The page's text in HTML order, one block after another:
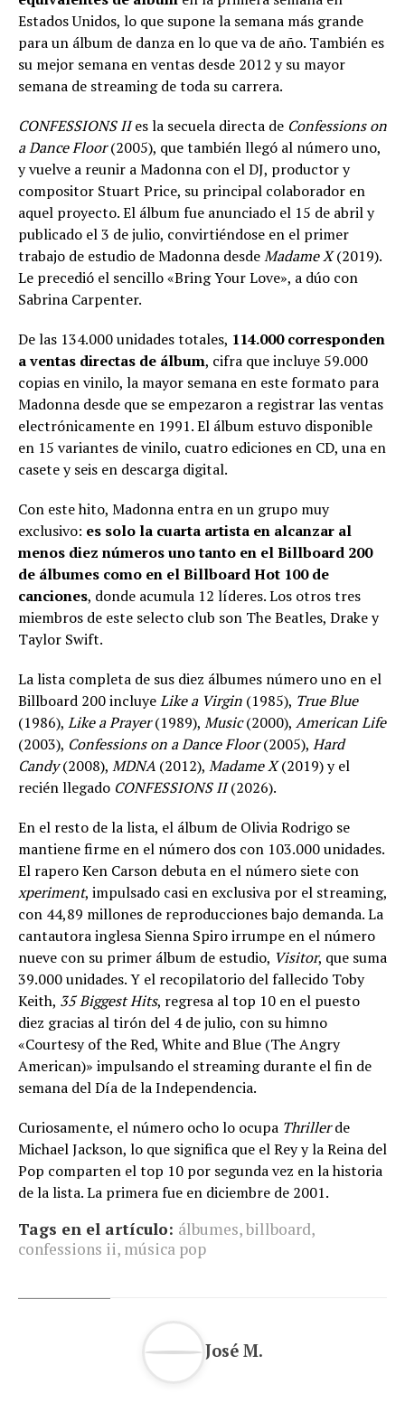
Estados Unidos, lo que supone la semana más grande
para un álbum de danza en lo que va de año. También es
su mejor semana en ventas desde 2012 y su mayor
semana de streaming de toda su carrera.
CONFESSIONS IIes la secuela directa de Confessions on
a Dance Floor(2005), que también llegó al número uno,
y vuelve a reunir a Madonna con el DJ, productor y
compositor Stuart Price, su principal colaborador en
aquel proyecto. El álbum fue anunciado el 15 de abril y
publicado el 3 de julio, convirtiéndose en el primer
trabajo de estudio de Madonna desdeMadame X(2019).
Le precedió el sencillo «Bring Your Love», a dúo con
Sabrina Carpenter.
De las 134.000 unidades totales, 114.000 corresponden
a ventas directas de álbum, cifra que incluye 59.000
copias en vinilo, la mayor semana en este formato para
Madonna desde que se empezaron a registrar las ventas
electrónicamente en 1991. El álbum estuvo disponible
en 15 variantes de vinilo, cuatro ediciones en CD, una en
casete y seis en descarga digital.
Con este hito, Madonna entra en un grupo muy
exclusivo: es solo la cuarta artista en alcanzar al
menos diez números uno tanto en el Billboard 200
de álbumes como en el Billboard Hot 100 de
canciones, donde acumula 12 líderes. Los otros tres
miembros de este selecto club son The Beatles, Drake y
Taylor Swift.
La lista completa de sus diez álbumes número uno en el
Billboard 200 incluyeLike a Virgin (1985), True Blue
(1986), Like a Prayer(1989), Music(2000), American Life
(2003), Confessions on a Dance Floor(2005), Hard
Candy(2008), MDNA (2012), Madame X(2019) y el
recién llegado CONFESSIONS II(2026).
En el resto de la lista, el álbum de Olivia Rodrigo se
mantiene firme en el número dos con 103.000 unidades.
El rapero Ken Carson debuta en el número siete con
xperiment, impulsado casi en exclusiva por el streaming,
con 44,89 millones de reproducciones bajo demanda. La
cantautora inglesa Sienna Spiro irrumpe en el número
nueve con su primer álbum de estudio, Visitor, que suma
39.000 unidades. Y el recopilatorio del fallecido Toby
Keith, 35 Biggest Hits, regresa al top 10 en el puesto
diez gracias al tirón del 4 de julio, con su himno
«Courtesy of the Red, White and Blue (The Angry
American)» impulsando el streaming durante el fin de
semana del Día de la Independencia.
Curiosamente, el número ocho lo ocupa Thrillerde
Michael Jackson, lo que significa que el Rey y la Reina del
Pop comparten el top 10 por segunda vez en la historia
de la lista. La primera fue en diciembre de 2001.
Tags en el artículo: álbumes,billboard,
confessions ii, música pop
José M.